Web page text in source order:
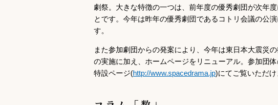
劇祭。大きな特徴の一つは、前年度の優秀劇団が次年
とです。今年は昨年の優秀劇団であるコトリ会議の公
す。
また参加劇団からの発案により、今年は東日本大震災
の実施に加え、ホームページをリニューアル。参加団
特設ページ(http://www.spacedrama.jp)にてご覧いただけ